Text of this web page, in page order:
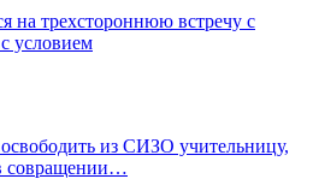
на трехстороннюю встречу с
условием
из СИЗО учительницу,
совращении…